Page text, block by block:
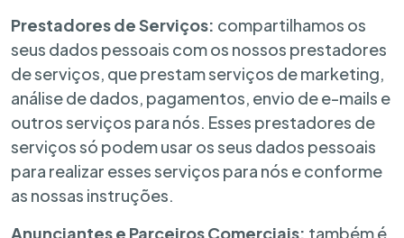
Prestadores de Serviços: compartilhamos os
seus dados pessoais com os nossos prestadores
de serviços, que prestam serviços de marketing,
análise de dados, pagamentos, envio de e-mails e
outros serviços para nós. Esses prestadores de
serviços só podem usar os seus dados pessoais
para realizar esses serviços para nós e conforme
as nossas instruções.
Anunciantes e Parceiros Comerciais: também é